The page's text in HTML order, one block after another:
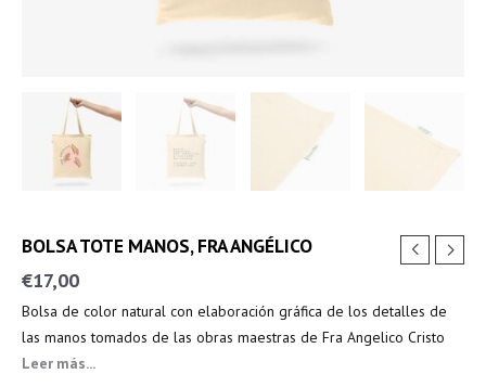
BOLSA TOTE MANOS, FRA ANGÉLICO
€17,00
Bolsa de color natural con elaboración gráfica de los detalles de
las manos tomados de las obras maestras de Fra Angelico Cristo
escarnecido y Anunciación.
Leer más...